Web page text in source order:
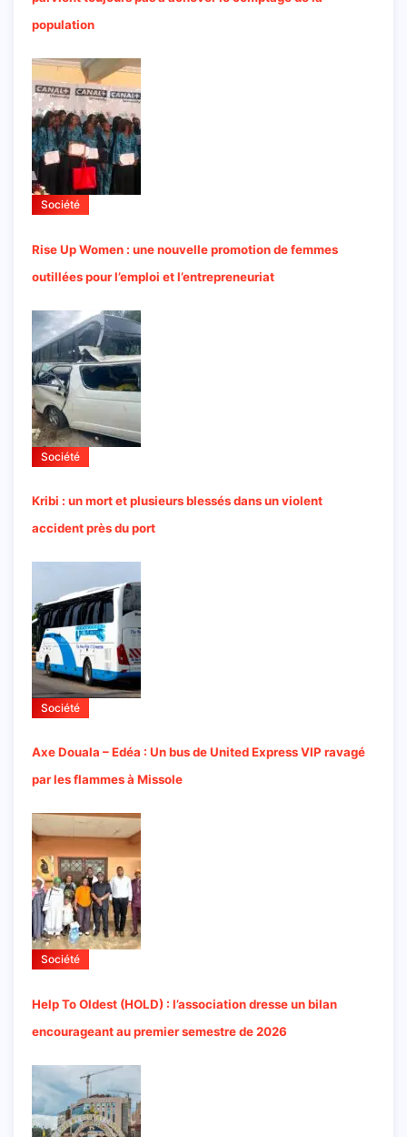
population
Société
Rise Up Women : une nouvelle promotion de femmes
outillées pour l’emploi et l’entrepreneuriat
Société
Kribi : un mort et plusieurs blessés dans un violent
accident près du port
Société
Axe Douala – Edéa : Un bus de United Express VIP ravagé
par les flammes à Missole
Société
Help To Oldest (HOLD) : l’association dresse un bilan
encourageant au premier semestre de 2026